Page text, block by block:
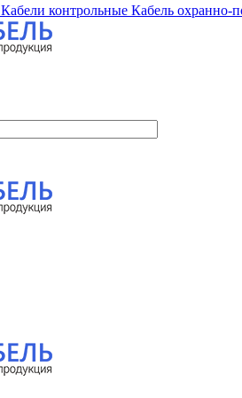
Кабели контрольные Кабель охранно-